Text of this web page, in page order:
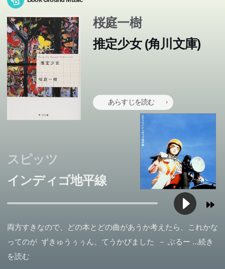
桜庭一樹
推定少女 (角川文庫)
あらすじを読む
スピッツ
インディゴ地平線
両方すきなので、どの本とどの曲があうか考えたら、これかな
ってのが ずきゅうぅぅん、てうかびました － ぶるー ...続き
を読む